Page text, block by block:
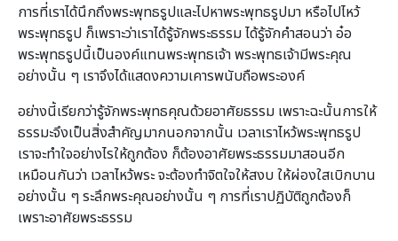
การที่เราได้นึกถึงพระพุทธรูปและไปหาพระพุทธรูปมา หรือไปไหว้
พระพุทธรูป ก็เพราะว่าเราได้รู้จักพระธรรม ได้รู้จักคำสอนว่า อ๋อ
พระพุทธรูปนี้เป็นองค์แทนพระพุทธเจ้า พระพุทธเจ้ามีพระคุณ
อย่างนั้น ๆ เราจึงได้แสดงความเคารพนับถือพระองค์
อย่างนี้เรียกว่ารู้จักพระพุทธคุณด้วยอาศัยธรรม เพราะฉะนั้นการให้
ธรรมะจึงเป็นสิ่งสำคัญมากนอกจากนั้น เวลาเราไหว้พระพุทธรูป
เราจะทำใจอย่างไรให้ถูกต้อง ก็ต้องอาศัยพระธรรมมาสอนอีก
เหมือนกันว่า เวลาไหว้พระ จะต้องทำจิตใจให้สงบ ให้ผ่องใสเบิกบาน
อย่างนั้น ๆ ระลึกพระคุณอย่างนั้น ๆ การที่เราปฏิบัติถูกต้องก็
เพราะอาศัยพระธรรม